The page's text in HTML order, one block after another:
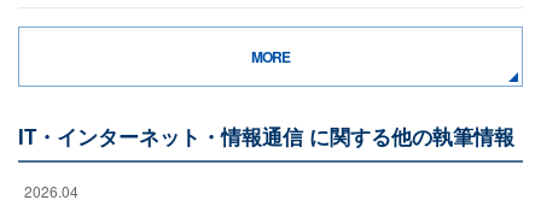
MORE
IT・インターネット・情報通信 に関する他の執筆情報
2026.04